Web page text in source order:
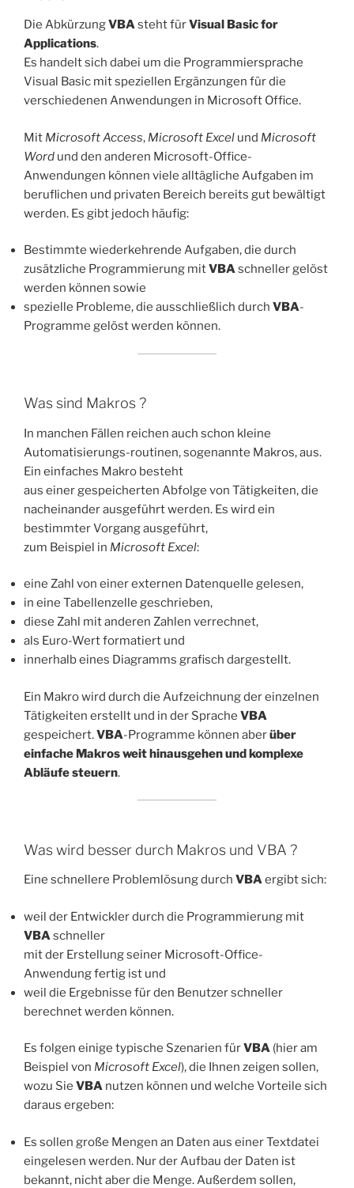
Die AbkürzungVBAsteht fürVisual Basic for
Applications.
Es handelt sich dabei um die Programmiersprache
Visual Basic mit speziellen Ergänzungen für die
verschiedenen Anwendungen in Microsoft Office.
Mit MicrosoftAccess, Microsoft Excel und Microsoft
Word und den anderen Microsoft-Office-
Anwendungen können viele alltägliche Aufgaben im
beruflichen und privaten Bereich bereits gut bewältigt
werden. Es gibt jedoch häufig:
Bestimmte wiederkehrende Aufgaben, die durch
zusätzliche Programmierung mitVBAschneller gelöst
werden können sowie
spezielle Probleme, die ausschließlich durch VBA-
Programme gelöst werden können.
Was sind Makros ?
In manchen Fällen reichen auch schon kleine
Automatisierungs-routinen, sogenannte Makros, aus.
Ein einfaches Makro besteht
aus einer gespeicherten Abfolge von Tätigkeiten, die
nacheinander ausgeführt werden. Es wird ein
bestimmter Vorgang ausgeführt,
zum Beispiel in Microsoft Excel:
eine Zahl von einer externen Datenquelle gelesen,
in eine Tabellenzelle geschrieben,
diese Zahl mit anderen Zahlen verrechnet,
als Euro-Wert formatiert und
innerhalb eines Diagramms grafisch dargestellt.
Ein Makro wird durch die Aufzeichnung der einzelnen
Tätigkeiten erstellt und in der Sprache VBA
gespeichert.VBA-Programme können aberüber
einfache Makros weithinausgehen und komplexe
Abläufe steuern.
Was wird besser durch Makros und VBA ?
Eine schnellere Problemlösung durch VBAergibt sich:
weil der Entwickler durch die Programmierung mit
VBAschneller
mit der Erstellung seiner Microsoft-Office-
Anwendung fertig ist und
weil die Ergebnisse für den Benutzer schneller
berechnet werden können.
Es folgen einige typische Szenarien fürVBA (hier am
Beispiel von Microsoft Excel), die Ihnen zeigen sollen,
wozu Sie VBA nutzen können und welche Vorteile sich
daraus ergeben:
Es sollen große Mengen an Daten aus einer Textdatei
eingelesen werden. Nur der Aufbau der Daten ist
bekannt, nicht aber die Menge. Außerdem sollen,